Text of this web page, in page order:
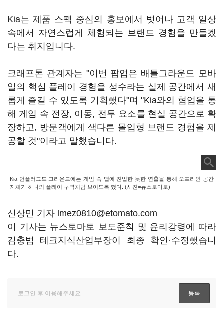
Kia는 제품 스펙 중심의 홍보에서 벗어나 고객 일상
속에서 자연스럽게 체험되는 브랜드 경험을 만들겠
다는 취지입니다.
크래프톤 관계자는 "이번 팝업은 배틀그라운드 모바
일의 핵심 플레이 경험을 성수라는 실제 공간에서 새
롭게 즐길 수 있도록 기획했다"며 "Kia와의 협업을 통
해 게임 속 전장, 이동, 전투 요소를 현실 공간으로 확
장하고, 방문객에게 색다른 몰입형 브랜드 경험을 제
공할 것"이라고 말했습니다.
Kia 언플러그드 그라운드에는 게임 속 맵에 진입한 듯한 연출을 통해 오프라인 공간
자체가 하나의 플레이 구역처럼 보이도록 했다. (사진=뉴스토마토)
신상민 기자 lmez0810@etomato.com
이 기사는 뉴스토마토 보도준칙 및 윤리강령에 따라
김충범 테크지식산업부장이 최종 확인·수정했습니
다.